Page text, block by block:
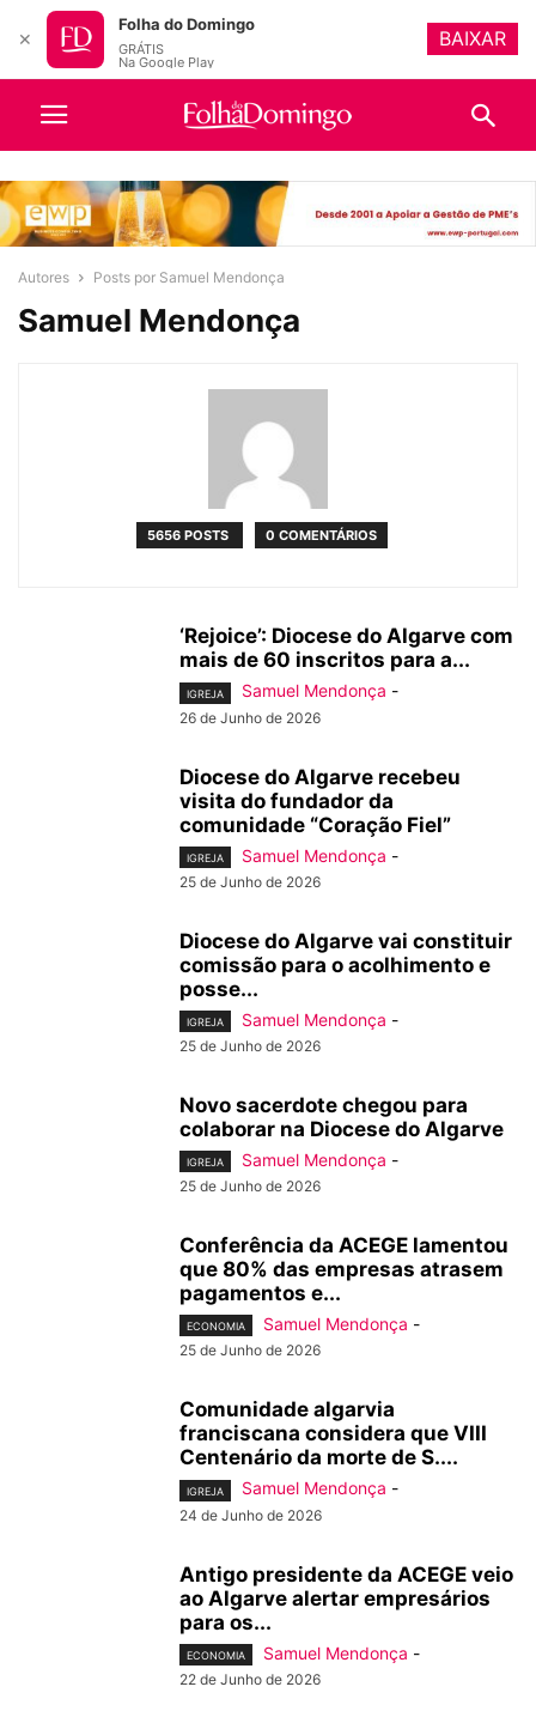
Autores Posts por Samuel Mendonça
Samuel Mendonça
5656 POSTS 0 COMENTÁRIOS
‘Rejoice’: Diocese do Algarve com
mais de 60 inscritos para a...
IGREJA Samuel Mendonça -
26 de Junho de 2026
Diocese do Algarve recebeu
visita do fundador da
comunidade “Coração Fiel”
IGREJA Samuel Mendonça -
25 de Junho de 2026
Diocese do Algarve vai constituir
comissão para o acolhimento e
posse...
IGREJA Samuel Mendonça -
25 de Junho de 2026
Novo sacerdote chegou para
colaborar na Diocese do Algarve
IGREJA Samuel Mendonça -
25 de Junho de 2026
Conferência da ACEGE lamentou
que 80% das empresas atrasem
pagamentos e...
ECONOMIA Samuel Mendonça -
25 de Junho de 2026
Comunidade algarvia
franciscana considera que VIII
Centenário da morte de S....
IGREJA Samuel Mendonça -
24 de Junho de 2026
Antigo presidente da ACEGE veio
ao Algarve alertar empresários
para os...
ECONOMIA Samuel Mendonça -
22 de Junho de 2026
✕
Folha do Domingo
GRÁTIS
Na Google Play
BAIXAR